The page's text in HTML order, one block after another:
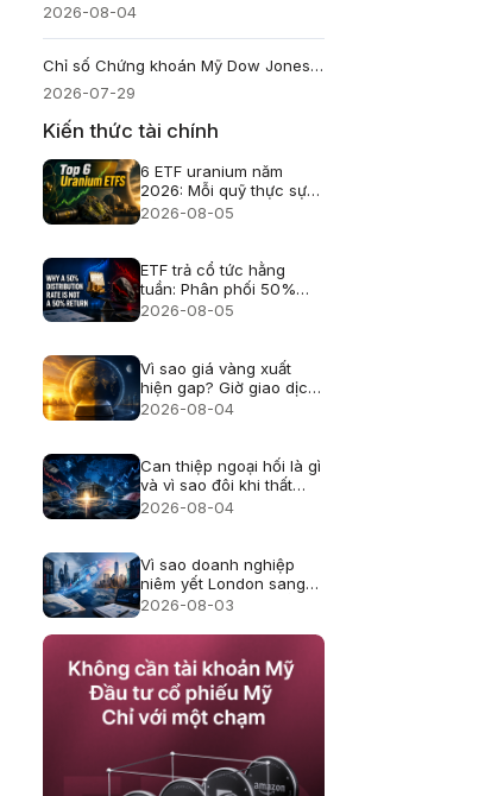
2026-08-04
Chỉ số Chứng khoán Mỹ Dow Jones tăng 537 điểm dù cổ phiếu bán dẫn bị bán tháo
2026-07-29
Kiến thức tài chính
6 ETF uranium năm
2026: Mỗi quỹ thực sự
nắm giữ gì?
2026-08-05
ETF trả cổ tức hằng
tuần: Phân phối 50%
không phải lãi 50%
2026-08-05
Vì sao giá vàng xuất
hiện gap? Giờ giao dịch
và thanh khoản
2026-08-04
Can thiệp ngoại hối là gì
và vì sao đôi khi thất
bại?
2026-08-04
Vì sao doanh nghiệp
niêm yết London sang
Mỹ, cổ đông thay đổi
2026-08-03